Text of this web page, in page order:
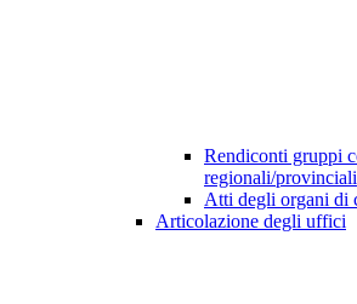
Rendiconti gruppi
regionali/provinciali
Atti degli organi di
Articolazione degli uffici